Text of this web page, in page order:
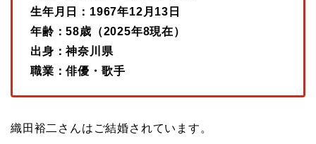
生年月日：1967年12月13日
年齢：58歳（2025年8現在）
出身：神奈川県
職業：俳優・歌手
織田裕二さんはご結婚されています。